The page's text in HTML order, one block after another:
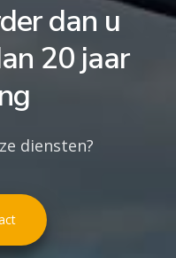
dan u
20 jaar
diensten?